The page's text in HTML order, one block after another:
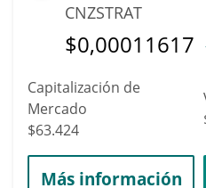
CNZSTRAT
$0,00011617
Capitalización de
Mercado
$63.424
Más información